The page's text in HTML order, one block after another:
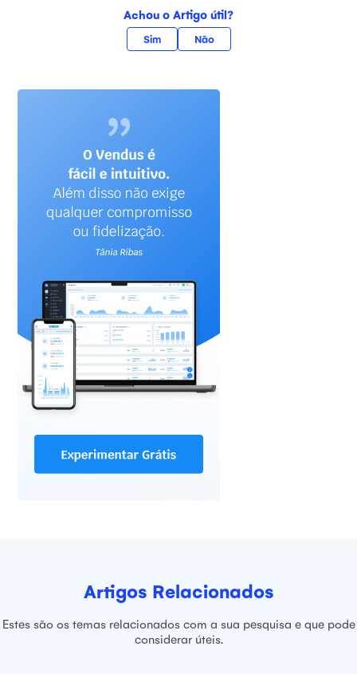
Achou o Artigo útil?
Sim Não
Artigos Relacionados
Estes são os temas relacionados com a sua pesquisa e que pode
considerar úteis.